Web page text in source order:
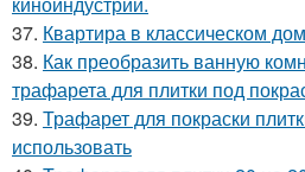
37. Квартира в классическом
38. Как преобразить ванную
трафарета для плитки под
39. Трафарет для покраски
использовать